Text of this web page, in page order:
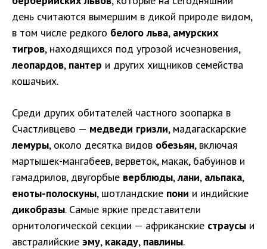
день считаются вымершим в дикой природе видом,
в том числе редкого белого льва, амурских
тигров, находящихся под угрозой исчезновения,
леопардов, пантер и других хищников семейства
кошачьих.
Среди других обитателей частного зоопарка в
Счастливцево — медведи гризли, мадагаскарские
лемуры, около десятка видов обезьян, включая
мартышек-мангабеев, верветок, макак, бабуинов и
гамадрилов, двугорбые верблюды,лани, альпака,
еноты-полоскуны, шотландские пони и индийские
дикобразы. Самые яркие представители
орнитологической секции — африканские страусы и
австралийские эму, какаду, павлины.